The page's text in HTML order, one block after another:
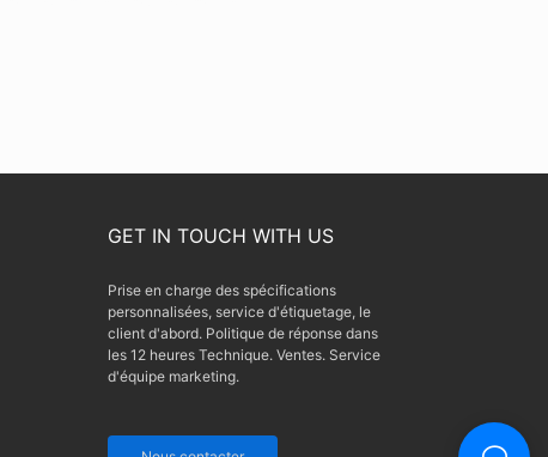
GET IN TOUCH WITH US
Prise en charge des spécifications
personnalisées, service d'étiquetage, le
client d'abord. Politique de réponse dans
les 12 heures Technique. Ventes. Service
d'équipe marketing.